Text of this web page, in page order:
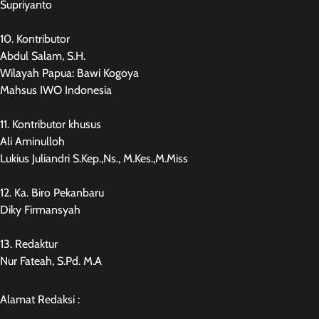
Supriyanto
10. Kontributor
Abdul Salam, S.H.
Wilayah Papua: Bawi Kogoya
Mahsus IWO Indonesia
11. Kontributor khusus
Ali Aminulloh
Lukius Juliandri S.Kep.,Ns., M.Kes.,M.Miss
12. Ka. Biro Pekanbaru
Diky Firmansyah
13. Redaktur
Nur Fateah, S.Pd. M.A
Alamat Redaksi :